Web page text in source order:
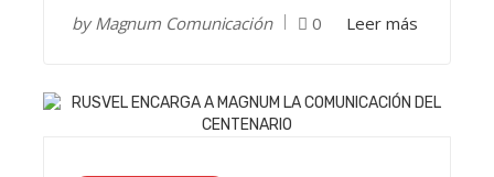
byMagnum Comunicación 0 Leer más